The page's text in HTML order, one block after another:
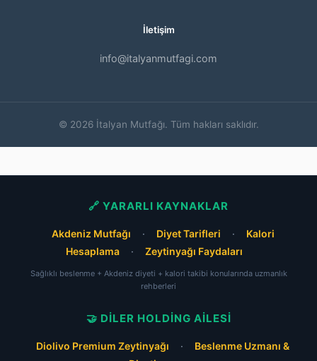
İletişim
info@italyanmutfagi.com
© 2026 İtalyan Mutfağı. Tüm hakları saklıdır.
🔗 YARARLI KAYNAKLAR
Akdeniz Mutfağı · Diyet Tarifleri ·
Kalori
Hesaplama
· Zeytinyağı Faydaları
Sağlıklı beslenme + Akdeniz diyeti + kalori takibi konularında uzmanlık
rehberleri
🤝 DILER HOLDING AILESI
Diolivo Premium Zeytinyağı ·
Beslenme Uzmanı &